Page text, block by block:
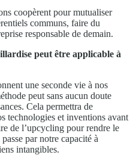
coopèrent pour mutualiser
communs, faire du
responsable de demain.
peut être applicable à
une seconde vie à nos
peut sans aucun doute
Cela permettra de
technologies et inventions avant
de l’upcycling pour rendre le
par notre capacité à
intangibles.